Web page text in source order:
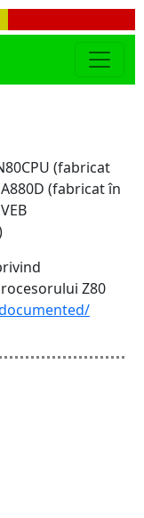
(fabricat
(fabricat în
Z80